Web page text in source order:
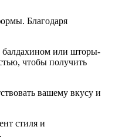
Благодаря
балдахином или шторы-
чтобы получить
вашему вкусу и
стиля и